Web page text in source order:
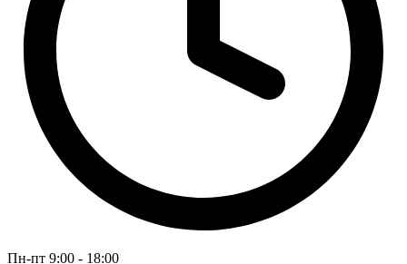
Пн-пт 9:00 - 18:00